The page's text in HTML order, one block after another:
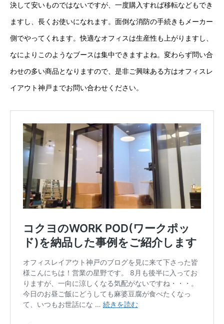
決して安いものではないですが、一度購入すれば移転などもでき
ますし、長くお使いになれます。面倒な消防の手続きもメーカー
側でやってくれます。快適なオフィスは生産性も上がりますし、
なによりこのようなブースは集中できますよね。変わらず問い合
わせの多い商品となりますので、是非ご興味ある方はオフィスレ
イアウト神戸までお問い合わせください。